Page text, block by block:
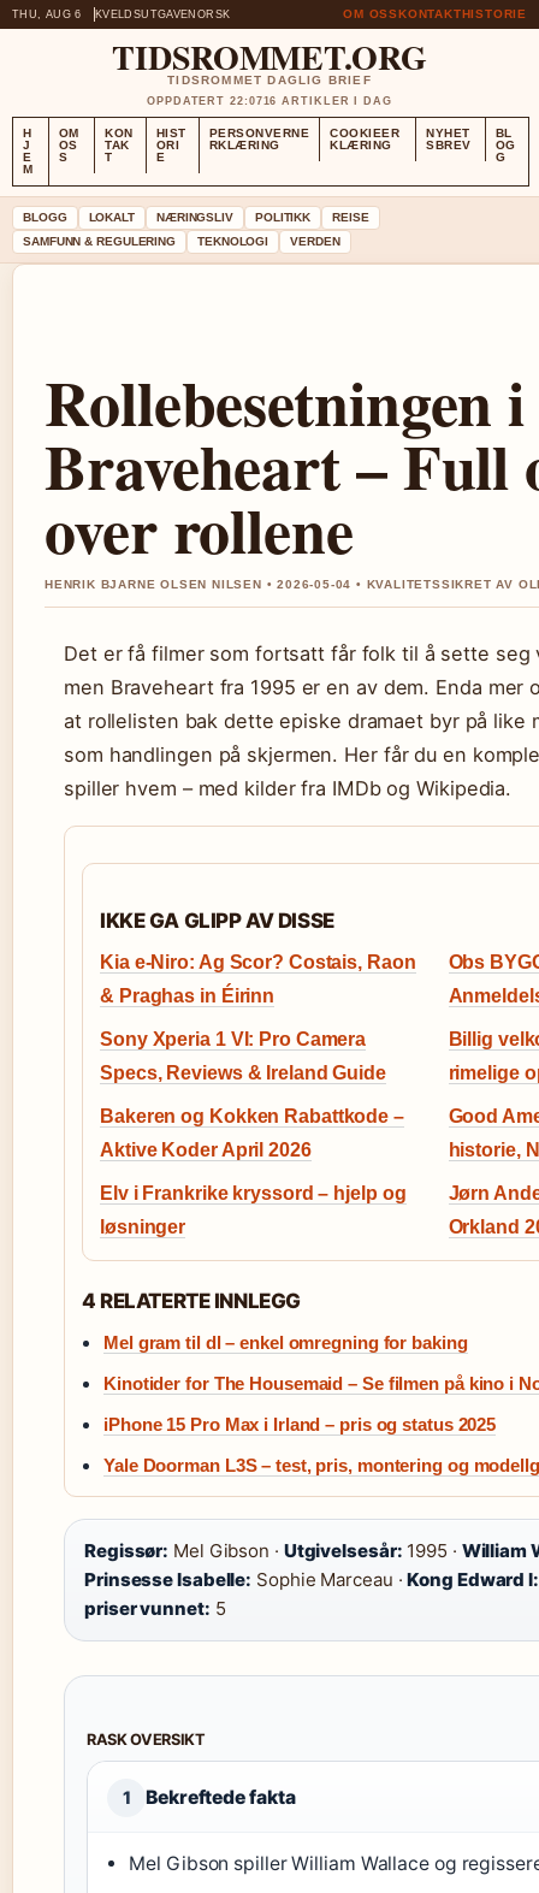
THU, AUG 6 KVELDSUTGAVENORSK OM OSSKONTAKTHISTORIE
TIDSROMMET.ORG
TIDSROMMET DAGLIG BRIEF
OPPDATERT 22:0716 ARTIKLER I DAG
H
J
E
M
OM
OS
S
KON
TAK
T
HIST
ORI
E
PERSONVERNE
RKLÆRING
COOKIEER
KLÆRING
NYHET
SBREV
BL
OG
G
BLOGG LOKALT NÆRINGSLIV POLITIKK
REISE
SAMFUNN & REGULERING
TEKNOLOGI VERDEN
Rollebesetningen i
Braveheart – Full
over rollene
HENRIK BJARNE OLSEN NILSEN • 2026-05-04 • KVALITETSSIKRET AV
Det er få filmer som fortsatt får folk til å sette seg
men Braveheart fra 1995 er en av dem. Enda mer
at rollelisten bak dette episke dramaet byr på like
som handlingen på skjermen. Her får du en
spiller hvem – med kilder fra IMDb og Wikipedia.
IKKE GA GLIPP AV DISSE
Kia e-Niro: Ag Scor? Costais, Raon
& Praghas in Éirinn
Obs
Sony Xperia 1 VI: Pro Camera
Specs, Reviews & Ireland Guide
Billig
rimelige
Bakeren og Kokken Rabattkode –
Aktive Koder April 2026
Good
historie,
Elv i Frankrike kryssord – hjelp og
løsninger
Jørn
Orkland
4 RELATERTE INNLEGG
Mel gram til dl – enkel omregning for baking
Kinotider for The Housemaid – Se filmen på kino i
iPhone 15 Pro Max i Irland – pris og status 2025
Yale Doorman L3S – test, pris, montering og
Regissør: Mel Gibson · Utgivelsesår: 1995 · William
Prinsesse Isabelle: Sophie Marceau ·Kong Edward I:
priser vunnet: 5
RASK OVERSIKT
1 Bekreftede fakta
Mel Gibson spiller William Wallace og